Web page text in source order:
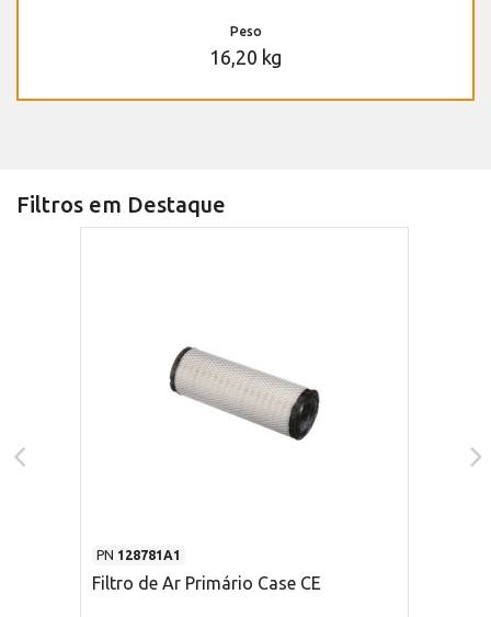
Peso
16,20 kg
Filtros em Destaque
PN 128781A1
Filtro de Ar Primário Case CE